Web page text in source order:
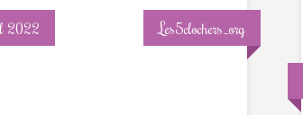
2022 Les5clochers_org